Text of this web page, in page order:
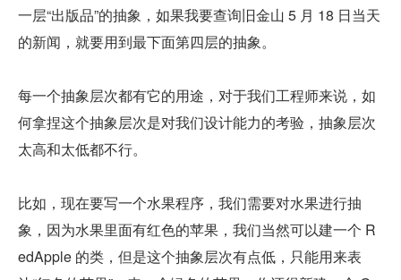
一层“出版品”的抽象，如果我要查询旧金山 5 月 18 日当天
的新闻，就要用到最下面第四层的抽象。
每一个抽象层次都有它的用途，对于我们工程师来说，如
何拿捏这个抽象层次是对我们设计能力的考验，抽象层次
太高和太低都不行。
比如，现在要写一个水果程序，我们需要对水果进行抽
象，因为水果里面有红色的苹果，我们当然可以建一个 R
edApple 的类，但是这个抽象层次有点低，只能用来表